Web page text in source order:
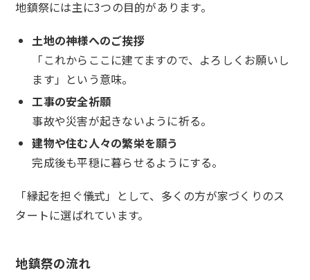
地鎮祭には主に3つの目的があります。
土地の神様へのご挨拶
「これからここに建てますので、よろしくお願いし
ます」という意味。
工事の安全祈願
事故や災害が起きないように祈る。
建物や住む人々の繁栄を願う
完成後も平穏に暮らせるようにする。
「縁起を担ぐ儀式」として、多くの方が家づくりのス
タートに選ばれています。
地鎮祭の流れ